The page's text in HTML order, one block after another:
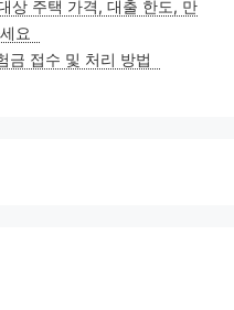
상 주택 가격, 대출 한도, 만
요
금 접수 및 처리 방법